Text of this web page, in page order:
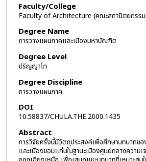
Faculty/College
Faculty of Architecture (คณะสถาปัตยกรร
Degree Name
การวางแผนภาคและเมืองมหาบัณฑิต
Degree Level
ปริญญาโท
Degree Discipline
การวางแผนภาค
DOI
10.58837/CHULA.THE.2000.1435
Abstract
การวิจัยครั้งนี้มีวัตถุประสงค์เพื่อศึกษาบทบาทขอ
และเมืองขอนแก่นในฐานะเมืองศูนย์กลางความ